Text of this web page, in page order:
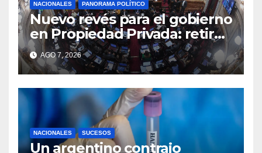
NACIONALES PANORAMA POLÍTICO
Nuevo revés para el gobierno
en Propiedad Privada: retiró
el capítulo que pretendía
modificar la Ley de Manejo
del Fuego
AGO 7, 2026
NACIONALES SUCESOS
Un argentino contrajo